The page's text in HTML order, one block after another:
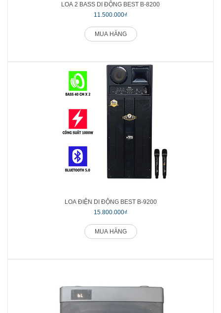
LOA 2 BASS DI ĐỘNG BEST B-8200
11.500.000₫
MUA HÀNG
LOA ĐIỆN DI ĐỘNG BEST B-9200
15.800.000₫
MUA HÀNG